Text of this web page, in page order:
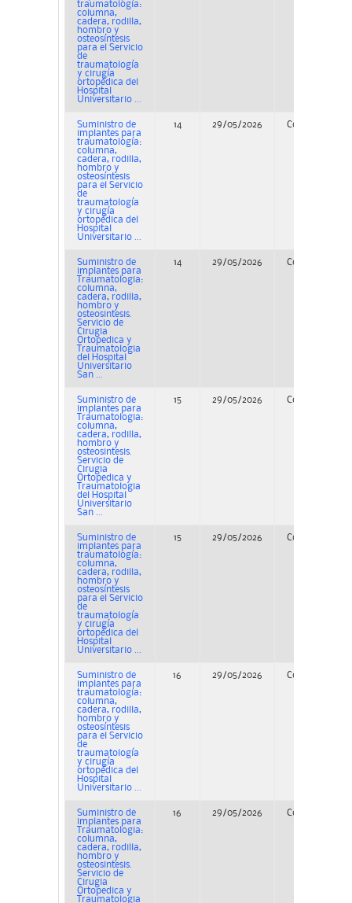
traumatología:
columna,
cadera, rodilla,
hombro y
osteosíntesis
para el Servicio
de
traumatología
y cirugía
ortopédica del
Hospital
Universitario ...
Suministro de
implantes para
traumatología:
columna,
cadera, rodilla,
hombro y
osteosíntesis
para el Servicio
de
traumatología
y cirugía
ortopédica del
Hospital
Universitario ...
14 29/05/2026 Concurso
Suministro de
implantes para
Traumatologia:
columna,
cadera, rodilla,
hombro y
osteosintesis.
Servicio de
Cirugia
Ortopedica y
Traumatologia
del Hospital
Universitario
San ...
14 29/05/2026 Concurso
Suministro de
implantes para
Traumatologia:
columna,
cadera, rodilla,
hombro y
osteosintesis.
Servicio de
Cirugia
Ortopedica y
Traumatologia
del Hospital
Universitario
San ...
15 29/05/2026 Concurso
Suministro de
implantes para
traumatología:
columna,
cadera, rodilla,
hombro y
osteosíntesis
para el Servicio
de
traumatología
y cirugía
ortopédica del
Hospital
Universitario ...
15 29/05/2026 Concurso
Suministro de
implantes para
traumatología:
columna,
cadera, rodilla,
hombro y
osteosíntesis
para el Servicio
de
traumatología
y cirugía
ortopédica del
Hospital
Universitario ...
16 29/05/2026 Concurso
Suministro de
implantes para
Traumatologia:
columna,
cadera, rodilla,
hombro y
osteosintesis.
Servicio de
Cirugia
Ortopedica y
Traumatologia
16 29/05/2026 Concurso